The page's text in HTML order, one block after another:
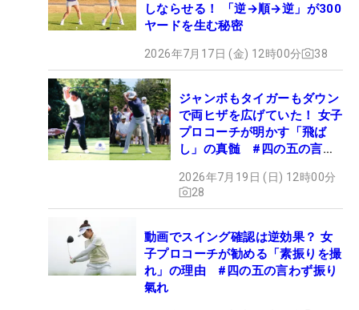
しならせる！ 「逆→順→逆」が300
ヤードを生む秘密
2026年7月17日 (金) 12時00分 38
ジャンボもタイガーもダウン
で両ヒザを広げていた！ 女子
プロコーチが明かす「飛ば
し」の真髄 #四の五の言わ
2026年7月19日 (日) 12時00分
28
動画でスイング確認は逆効果？ 女
子プロコーチが勧める「素振りを撮
れ」の理由 #四の五の言わず振り
氣れ